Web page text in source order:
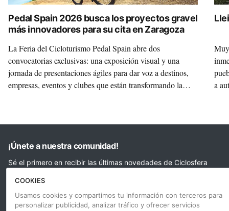
Pedal Spain 2026 busca los proyectos gravel
más innovadores para su cita en Zaragoza
La Feria del Cicloturismo Pedal Spain abre dos
convocatorias exclusivas: una exposición visual y una
jornada de presentaciones ágiles para dar voz a destinos,
empresas, eventos y clubes que están transformando la
a
¡Únete a nuestra comunidad!
Sé el primero en recibir las últimas novedades de Ciclosfera
Tu email
COOKIES
Usamos cookies y compartimos tu información con terceros para
personalizar publicidad, analizar tráfico y ofrecer servicios